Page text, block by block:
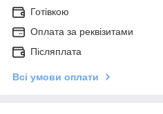
Готівкою
Оплата за реквізитами
Післяплата
Всі умови оплати